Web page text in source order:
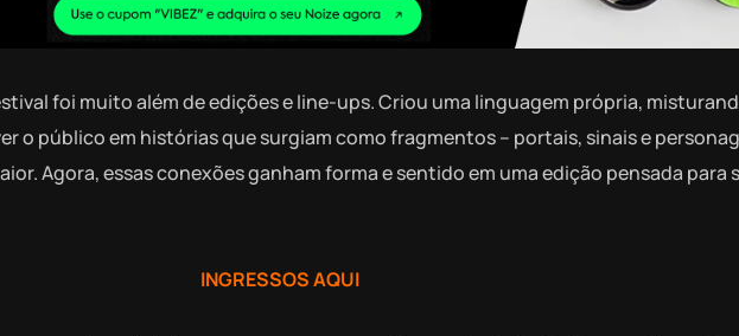
foi muito além de edições e line-ups. Criou uma linguagem própria,
o público em histórias que surgiam como fragmentos – portais, sinais e
Agora, essas conexões ganham forma e sentido em uma edição pensada para
INGRESSOS AQUI